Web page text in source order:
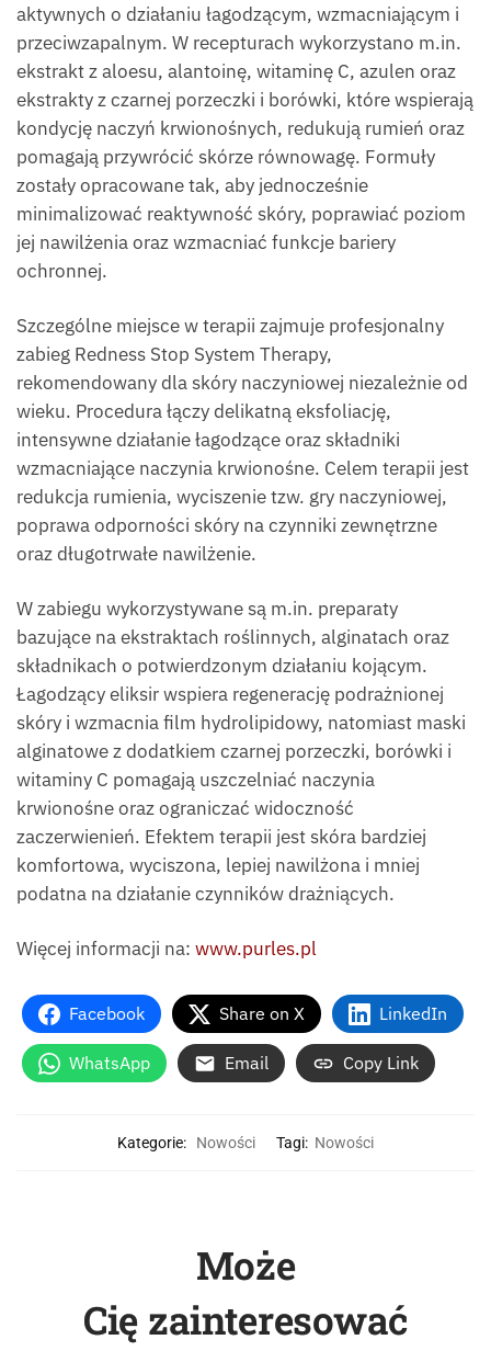
aktywnych o działaniu łagodzącym, wzmacniającym i
przeciwzapalnym. W recepturach wykorzystano m.in.
ekstrakt z aloesu, alantoinę, witaminę C, azulen oraz
ekstrakty z czarnej porzeczki i borówki, które wspierają
kondycję naczyń krwionośnych, redukują rumień oraz
pomagają przywrócić skórze równowagę. Formuły
zostały opracowane tak, aby jednocześnie
minimalizować reaktywność skóry, poprawiać poziom
jej nawilżenia oraz wzmacniać funkcje bariery
ochronnej.
Szczególne miejsce w terapii zajmuje profesjonalny
zabieg Redness Stop System Therapy,
rekomendowany dla skóry naczyniowej niezależnie od
wieku. Procedura łączy delikatną eksfoliację,
intensywne działanie łagodzące oraz składniki
wzmacniające naczynia krwionośne. Celem terapii jest
redukcja rumienia, wyciszenie tzw. gry naczyniowej,
poprawa odporności skóry na czynniki zewnętrzne
oraz długotrwałe nawilżenie.
W zabiegu wykorzystywane są m.in. preparaty
bazujące na ekstraktach roślinnych, alginatach oraz
składnikach o potwierdzonym działaniu kojącym.
Łagodzący eliksir wspiera regenerację podrażnionej
skóry i wzmacnia film hydrolipidowy, natomiast maski
alginatowe z dodatkiem czarnej porzeczki, borówki i
witaminy C pomagają uszczelniać naczynia
krwionośne oraz ograniczać widoczność
zaczerwienień. Efektem terapii jest skóra bardziej
komfortowa, wyciszona, lepiej nawilżona i mniej
podatna na działanie czynników drażniących.
Więcej informacji na: www.purles.pl
Facebook Share on X LinkedIn
WhatsApp Email Copy Link
Kategorie: Nowości Tagi: Nowości
Może
Cię zainteresować